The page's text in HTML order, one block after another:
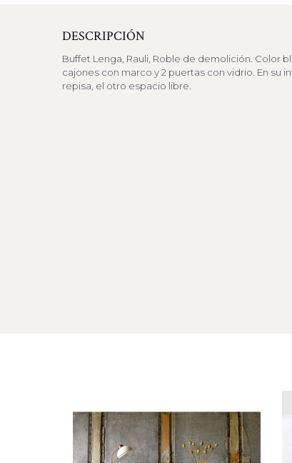
DESCRIPCIÓN
Buffet Lenga, Rauli, Roble de demolición. Color
cajones con marco y 2 puertas con vidrio. En su
repisa, el otro espacio libre.